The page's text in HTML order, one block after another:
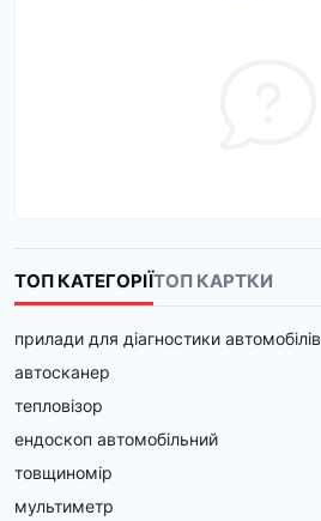
ТОП КАТЕГОРІЇТОП КАРТКИ
прилади для діагностики автомобілів
автосканер
тепловізор
ендоскоп автомобільний
товщиномір
мультиметр